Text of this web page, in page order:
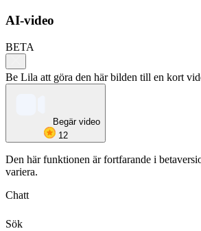
AI-video
BETA
Be Lila att göra den här bilden till en kort
Begär video
12
Den här funktionen är fortfarande i
variera.
Chatt
Sök